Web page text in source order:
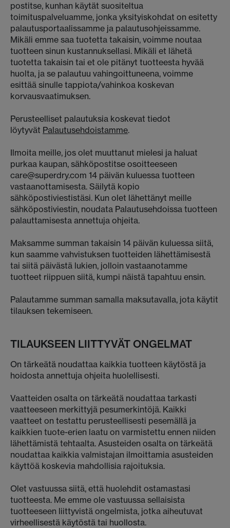
postitse, kunhan käytät suositeltua
toimituspalveluamme, jonka yksityiskohdat on esitetty
palautusportaalissamme ja palautusohjeissamme.
Mikäli emme saa tuotetta takaisin, voimme noutaa
tuotteen sinun kustannuksellasi. Mikäli et lähetä
tuotetta takaisin tai et ole pitänyt tuotteesta hyvää
huolta, ja se palautuu vahingoittuneena, voimme
esittää sinulle tappiota/vahinkoa koskevan
korvausvaatimuksen.
Perusteelliset palautuksia koskevat tiedot
löytyvät Palautusehdoistamme.
Ilmoita meille, jos olet muuttanut mielesi ja haluat
purkaa kaupan, sähköpostitse osoitteeseen
care@superdry.com 14 päivän kuluessa tuotteen
vastaanottamisesta. Säilytä kopio
sähköpostiviestistäsi. Kun olet lähettänyt meille
sähköpostiviestin, noudata Palautusehdoissa tuotteen
palauttamisesta annettuja ohjeita.
Maksamme summan takaisin 14 päivän kuluessa siitä,
kun saamme vahvistuksen tuotteiden lähettämisestä
tai siitä päivästä lukien, jolloin vastaanotamme
tuotteet riippuen siitä, kumpi näistä tapahtuu ensin.
Palautamme summan samalla maksutavalla, jota käytit
tilauksen tekemiseen.
TILAUKSEEN LIITTYVÄT ONGELMAT
On tärkeätä noudattaa kaikkia tuotteen käytöstä ja
hoidosta annettuja ohjeita huolellisesti.
Vaatteiden osalta on tärkeätä noudattaa tarkasti
vaatteeseen merkittyjä pesumerkintöjä. Kaikki
vaatteet on testattu perusteellisesti pesemällä ja
kaikkien tuote-erien laatu on varmistettu ennen niiden
lähettämistä tehtaalta. Asusteiden osalta on tärkeätä
noudattaa kaikkia valmistajan ilmoittamia asusteiden
käyttöä koskevia mahdollisia rajoituksia.
Olet vastuussa siitä, että huolehdit ostamastasi
tuotteesta. Me emme ole vastuussa sellaisista
tuotteeseen liittyvistä ongelmista, jotka aiheutuvat
virheellisestä käytöstä tai huollosta.